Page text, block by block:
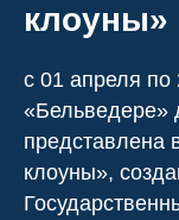
клоуны»
с 01 апреля
«Бельведере»
представлена
клоуны»,